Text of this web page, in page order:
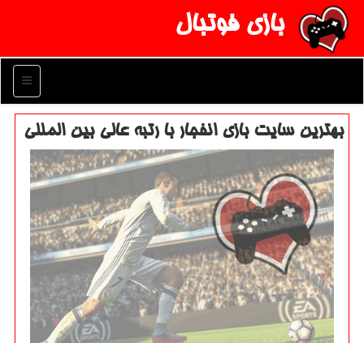
بازی فوتبال
منو
بهترین سایت بازی انفجار با رتبه عالی بین المللی